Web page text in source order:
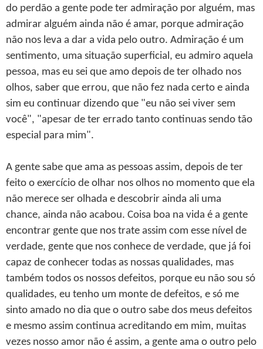
do perdão a gente pode ter admiração por alguém, mas
admirar alguém ainda não é amar, porque admiração
não nos leva a dar a vida pelo outro. Admiração é um
sentimento, uma situação superficial, eu admiro aquela
pessoa, mas eu sei que amo depois de ter olhado nos
olhos, saber que errou, que não fez nada certo e ainda
sim eu continuar dizendo que "eu não sei viver sem
você", "apesar de ter errado tanto continuas sendo tão
especial para mim".
A gente sabe que ama as pessoas assim, depois de ter
feito o exercício de olhar nos olhos no momento que ela
não merece ser olhada e descobrir ainda ali uma
chance, ainda não acabou. Coisa boa na vida é a gente
encontrar gente que nos trate assim com esse nível de
verdade, gente que nos conhece de verdade, que já foi
capaz de conhecer todas as nossas qualidades, mas
também todos os nossos defeitos, porque eu não sou só
qualidades, eu tenho um monte de defeitos, e só me
sinto amado no dia que o outro sabe dos meus defeitos
e mesmo assim continua acreditando em mim, muitas
vezes nosso amor não é assim, a gente ama o outro pelo